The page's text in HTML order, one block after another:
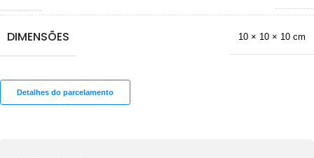
DIMENSÕES 10 × 10 × 10 cm
Detalhes do parcelamento